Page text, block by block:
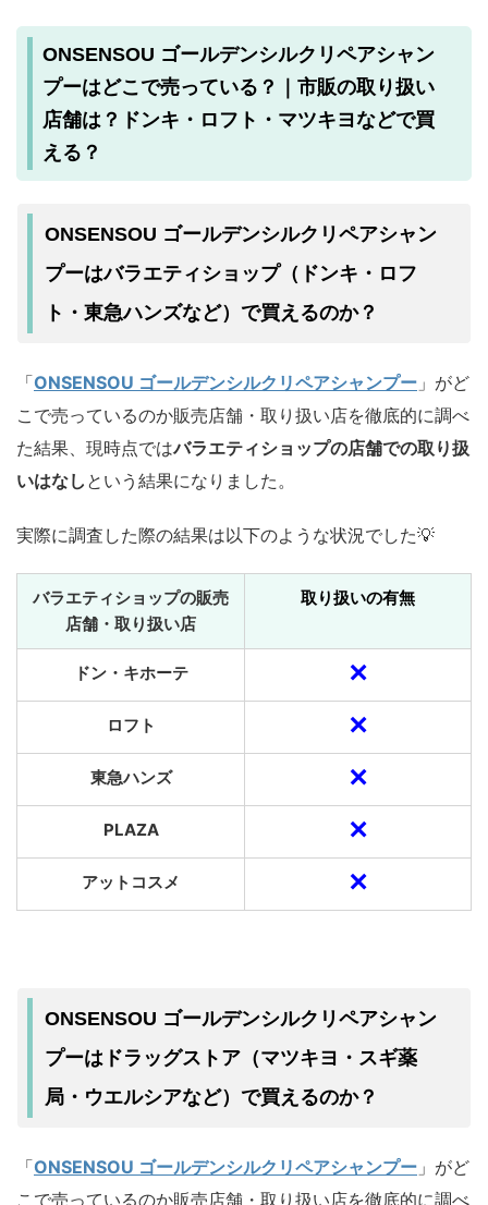
ONSENSOU ゴールデンシルクリペアシャン
プーはどこで売っている？｜市販の取り扱い
店舗は？ドンキ・ロフト・マツキヨなどで買
える？
ONSENSOU ゴールデンシルクリペアシャン
プーはバラエティショップ（ドンキ・ロフ
ト・東急ハンズなど）で買えるのか？
「ONSENSOU ゴールデンシルクリペアシャンプー 」がど
こで売っているのか販売店舗・取り扱い店を徹底的に調べ
た結果、現時点ではバラエティショップの店舗での取り扱
いはなし という結果になりました。
実際に調査した際の結果は以下のような状況でした💡
バラエティショップの販売
店舗・取り扱い店
取り扱いの有無
ドン・キホーテ ✕
ロフト ✕
東急ハンズ ✕
PLAZA ✕
アットコスメ ✕
ONSENSOU ゴールデンシルクリペアシャン
プーはドラッグストア（マツキヨ・スギ薬
局・ウエルシアなど）で買えるのか？
「ONSENSOU ゴールデンシルクリペアシャンプー 」がど
こで売っているのか販売店舗・取り扱い店を徹底的に調べ